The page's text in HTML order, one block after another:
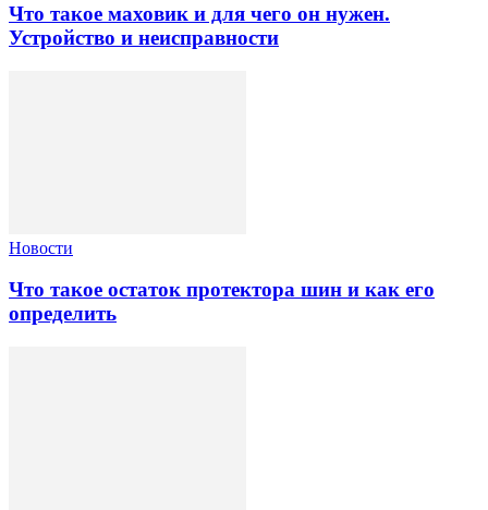
Что такое маховик и для чего он нужен.
Устройство и неисправности
Новости
Что такое остаток протектора шин и как его
определить